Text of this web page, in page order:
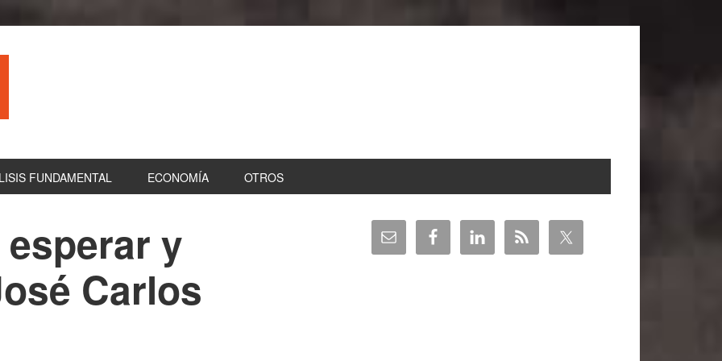
FUNDAMENTAL ECONOMÍA OTROS
y
Carlos
Barra
lateral